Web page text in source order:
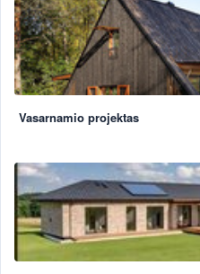
Vasarnamio projektas